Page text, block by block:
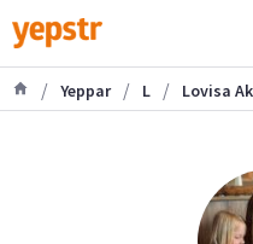
/ Yeppar / L / Lovisa